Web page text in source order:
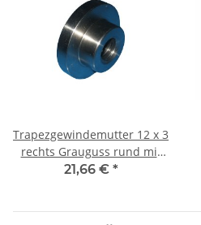
Trapezgewindemutter 12 x 3
rechts Grauguss rund mit
Flansch
21,66 € *